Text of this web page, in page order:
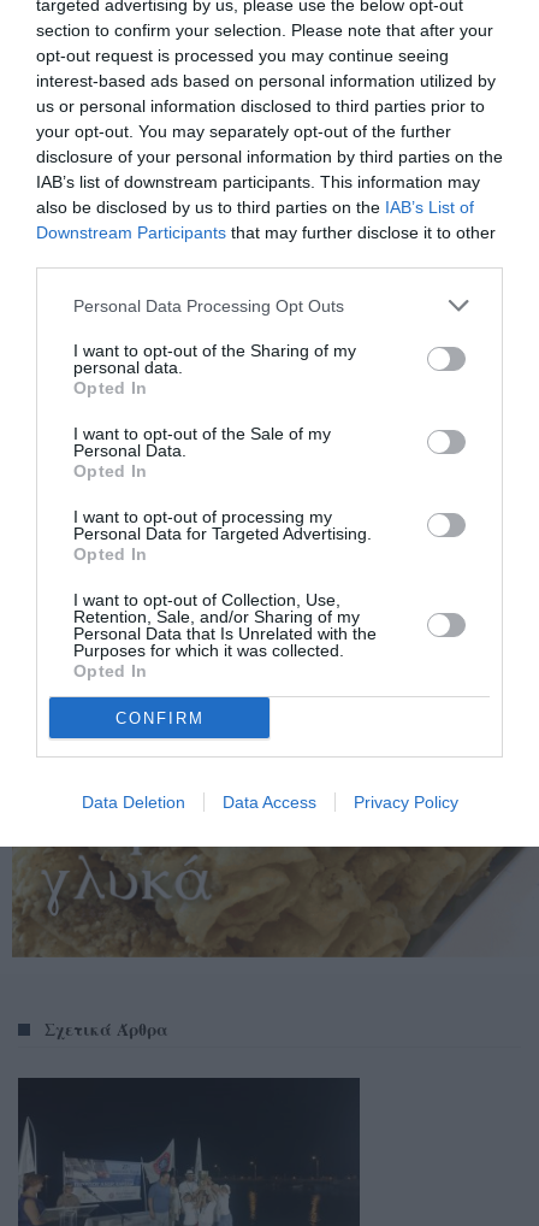
targeted advertising by us, please use the below opt-out
section to confirm your selection. Please note that after your
opt-out request is processed you may continue seeing
interest-based ads based on personal information utilized by
us or personal information disclosed to third parties prior to
your opt-out. You may separately opt-out of the further
disclosure of your personal information by third parties on the
IAB’s list of downstream participants. This information may
also be disclosed by us to third parties on the IAB’s List of
Downstream Participants that may further disclose it to other
Personal Data Processing Opt Outs
I want to opt-out of the Sharing of my
personal data.
Opted In
I want to opt-out of the Sale of my
Personal Data.
Opted In
I want to opt-out of processing my
Personal Data for Targeted Advertising.
Opted In
I want to opt-out of Collection, Use,
Retention, Sale, and/or Sharing of my
Personal Data that Is Unrelated with the
Purposes for which it was collected.
Opted In
CONFIRM
Data Deletion Data Access Privacy Policy
Σχετικά Άρθρα